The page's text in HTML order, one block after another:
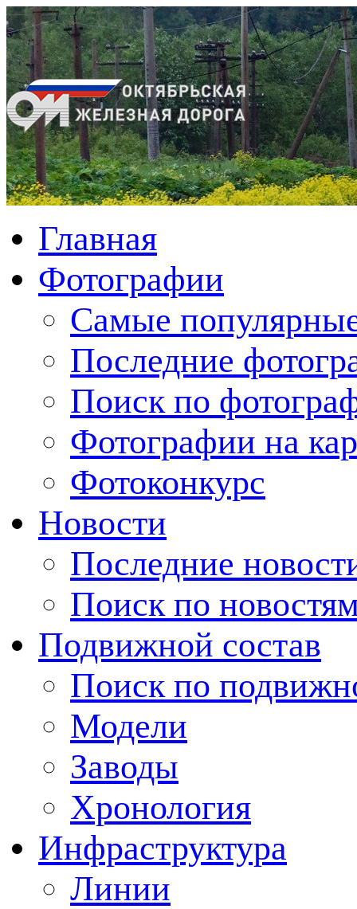
Главная
Фотографии
Cамые
Последние
Поиск по
Фотографии на
Фотоконкурс
Новости
Последние
Поиск по
Подвижной состав
Поиск по
Модели
Заводы
Хронология
Инфраструктура
Линии